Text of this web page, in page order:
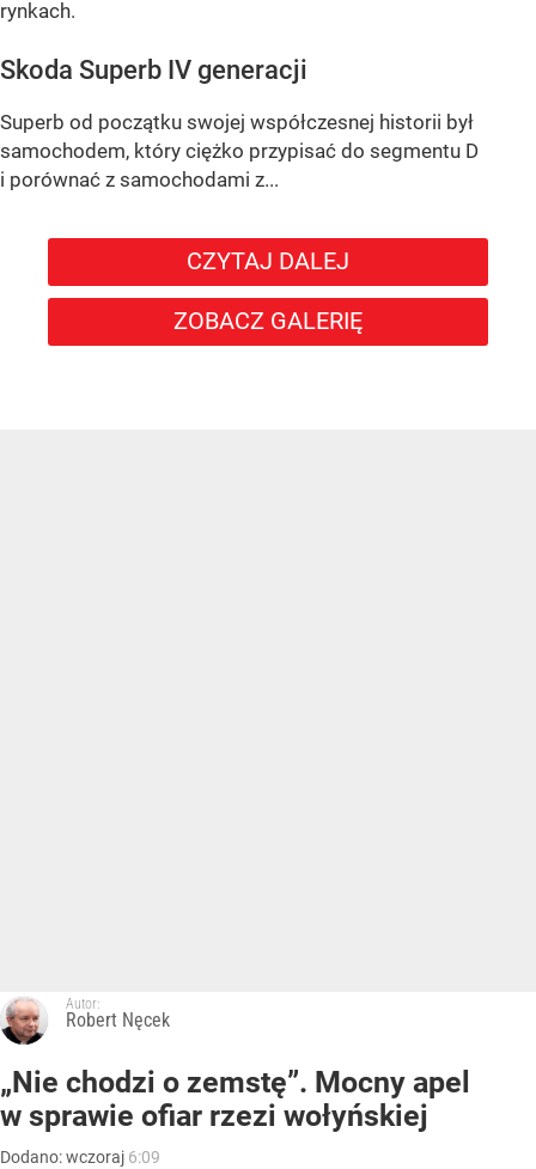
rynkach.
Skoda Superb IV generacji
Superb od początku swojej współczesnej historii był
samochodem, który ciężko przypisać do segmentu D
i porównać z samochodami z...
CZYTAJ DALEJ
ZOBACZ GALERIĘ
Autor:
Robert Nęcek
„Nie chodzi o zemstę”. Mocny apel
w sprawie ofiar rzezi wołyńskiej
Dodano:wczoraj 6:09